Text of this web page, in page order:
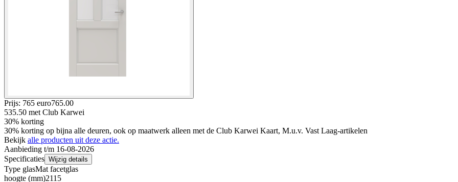
Prijs: 765 euro765.00
535.50 met Club Karwei
30% korting
30% korting op bijna alle deuren, ook op maatwerk alleen met de Club Karwei Kaart, M.u.v. Vast Laag-artikelen
Bekijk alle producten uit deze actie.
Aanbieding t/m 16-08-2026
Specificaties Wijzig details
Type glasMat facetglas
hoogte (mm)2115